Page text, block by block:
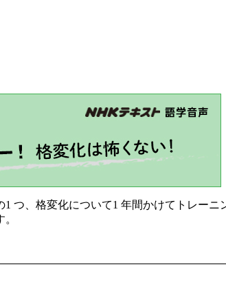
つ、格変化について1 年間かけてトレー